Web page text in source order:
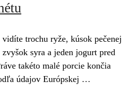
trochu ryže, kúsok pečenej
syra a jeden jogurt pred
takéto malé porcie končia
údajov Európskej …